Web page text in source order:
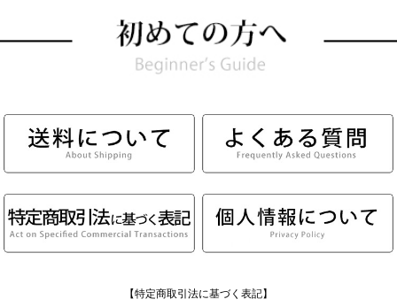
【特定商取引法に基づく表記】